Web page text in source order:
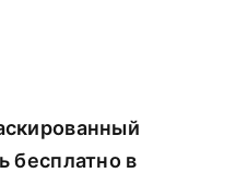
бесплатно в